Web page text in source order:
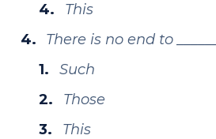
This
There is no end to
Such
Those
This